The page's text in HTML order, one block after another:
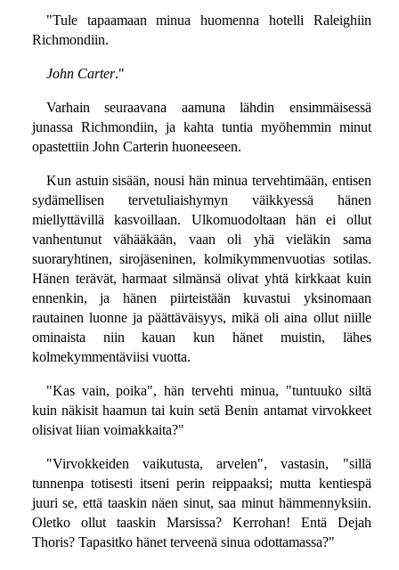
"Tule tapaamaan minua huomenna hotelli Raleighiin
Richmondiin.
John Carter."
Varhain seuraavana aamuna lähdin ensimmäisessä
junassa Richmondiin, ja kahta tuntia myöhemmin minut
opastettiin John Carterin huoneeseen.
Kun astuin sisään, nousi hän minua tervehtimään, entisen
sydämellisen tervetuliaishymyn väikkyessä hänen
miellyttävillä kasvoillaan. Ulkomuodoltaan hän ei ollut
vanhentunut vähääkään, vaan oli yhä vieläkin sama
suoraryhtinen, sirojäseninen, kolmikymmenvuotias sotilas.
Hänen terävät, harmaat silmänsä olivat yhtä kirkkaat kuin
ennenkin, ja hänen piirteistään kuvastui yksinomaan
rautainen luonne ja päättäväisyys, mikä oli aina ollut niille
ominaista niin kauan kun hänet muistin, lähes
kolmekymmentäviisi vuotta.
"Kas vain, poika", hän tervehti minua, "tuntuuko siltä
kuin näkisit haamun tai kuin setä Benin antamat virvokkeet
olisivat liian voimakkaita?"
"Virvokkeiden vaikutusta, arvelen", vastasin, "sillä
tunnenpa totisesti itseni perin reippaaksi; mutta kentiespä
juuri se, että taaskin näen sinut, saa minut hämmennyksiin.
Oletko ollut taaskin Marsissa? Kerrohan! Entä Dejah
Thoris? Tapasitko hänet terveenä sinua odottamassa?"